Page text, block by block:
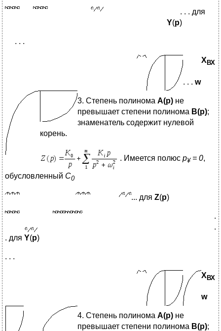
. . . для
Y(p)
. . .
X ВХ
. . . w
3. Степень полинома А(р) не
превышает степени полинома В(р);
знаменатель содержит нулевой
корень.
. Имеется полюс p¥= 0,
обусловленный С0
... для Z(p)
.
.
. для Y(p)
. . .
X ВХ
w
4. Степень полинома А(р) не
превышает степени полинома В(р);